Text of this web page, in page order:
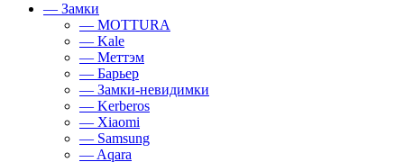
— Замки
— MOTTURA
— Kale
— Меттэм
— Барьер
— Замки-невидимки
— Kerberos
— Xiaomi
— Samsung
— Aqara